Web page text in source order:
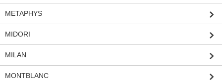
METAPHYS
MIDORI
MILAN
MONTBLANC